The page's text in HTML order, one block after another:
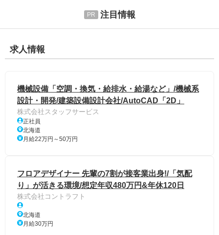
注目情報
求人情報
機械設備「空調・換気・給排水・給湯など」/機械系
設計・開発/建築設備設計会社/AutoCAD「2D」
株式会社スタッフサービス
正社員
北海道
月給22万円～50万円
フロアデザイナー 先輩の7割が接客業出身!/「気配
り」が活きる環境/想定年収480万円&年休120日
株式会社コントラフト
北海道
月給30万円